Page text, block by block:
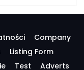
Company
Listing Form
Test Adverts